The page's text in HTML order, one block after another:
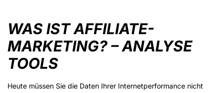
WAS IST AFFILIATE-
MARKETING? – ANALYSE
TOOLS
Heute müssen Sie die Daten Ihrer Internetperformance nicht